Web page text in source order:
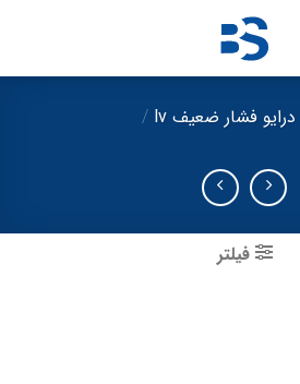
درایو فشار ضعیف lv
/
فیلتر